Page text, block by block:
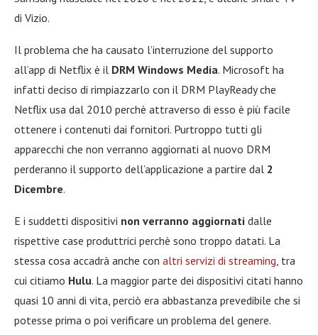
di Vizio.
Il problema che ha causato l’interruzione del supporto
all’app di Netflix è il DRM Windows Media. Microsoft ha
infatti deciso di rimpiazzarlo con il DRM PlayReady che
Netflix usa dal 2010 perchè attraverso di esso è più facile
ottenere i contenuti dai fornitori. Purtroppo tutti gli
apparecchi che non verranno aggiornati al nuovo DRM
perderanno il supporto dell’applicazione a partire dal 2
Dicembre.
E i suddetti dispositivi non verranno aggiornati dalle
rispettive case produttrici perchè sono troppo datati. La
stessa cosa accadrà anche con altri servizi di streaming, tra
cui citiamo Hulu. La maggior parte dei dispositivi citati hanno
quasi 10 anni di vita, perciò era abbastanza prevedibile che si
potesse prima o poi verificare un problema del genere.